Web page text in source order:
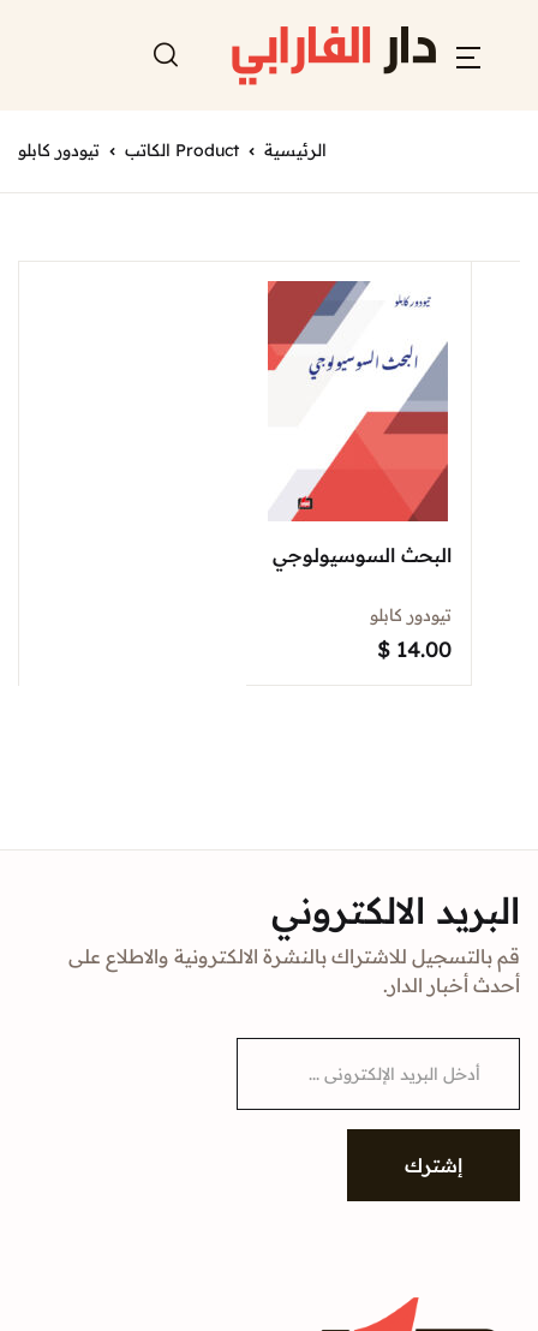
الرئيسية Product الكاتب تيودور كابلو
البحث السوسيولوجي
تيودور كابلو
$ 14.00
البريد الالكتروني
قم بالتسجيل للاشتراك بالنشرة الالكترونية والاطلاع على
أحدث أخبار الدار.
i
إشترك